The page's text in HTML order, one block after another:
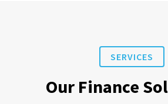
SERVICES
Our Finance